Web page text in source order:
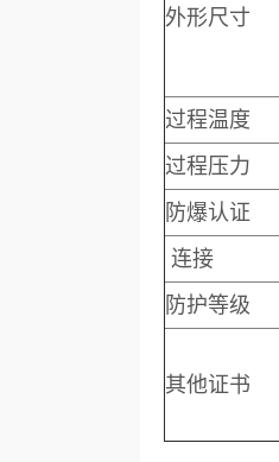
外形尺寸
过程温度
过程压力
防爆认证
连接
防护等级
其他证书